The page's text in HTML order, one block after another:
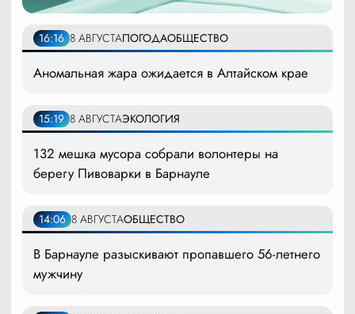
16:16 8 АВГУСТАПОГОДАОБЩЕСТВО
Аномальная жара ожидается в Алтайском крае
15:19 8 АВГУСТАЭКОЛОГИЯ
132 мешка мусора собрали волонтеры на
берегу Пивоварки в Барнауле
14:06 8 АВГУСТАОБЩЕСТВО
В Барнауле разыскивают пропавшего 56-летнего
мужчину